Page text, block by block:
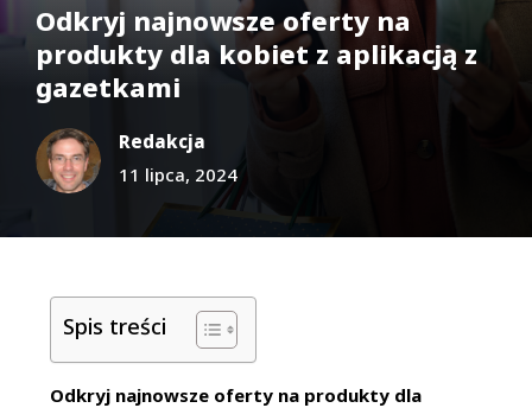
Odkryj najnowsze oferty na
produkty dla kobiet z aplikacją z
gazetkami
Redakcja
11 lipca, 2024
Spis treści
Odkryj najnowsze oferty na produkty dla